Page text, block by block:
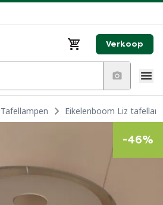
Verkoop
Tafellampen Eikelenboom Liz
-46%